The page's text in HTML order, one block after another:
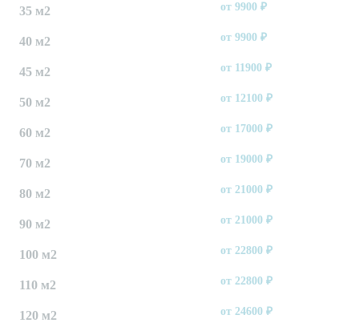
35 м2 от9900 ₽
40 м2 от9900 ₽
45 м2 от 11900 ₽
50 м2 от 12100 ₽
60 м2 от 17000 ₽
70 м2 от 19000 ₽
80 м2 от21000 ₽
90 м2 от21000 ₽
100 м2 от22800 ₽
110 м2 от22800 ₽
120 м2 от24600 ₽